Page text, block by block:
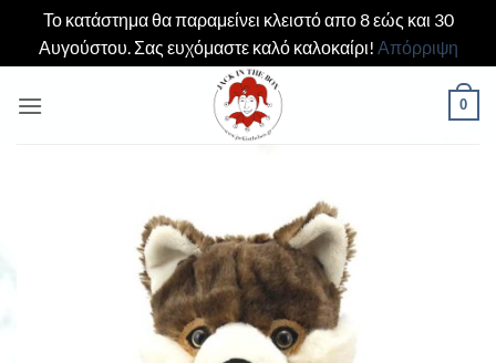
Το κατάστημα θα παραμείνει κλειστό απο 8 εώς και 30
Αυγούστου. Σας ευχόμαστε καλό καλοκαίρι! Απόρριψη
στο
0